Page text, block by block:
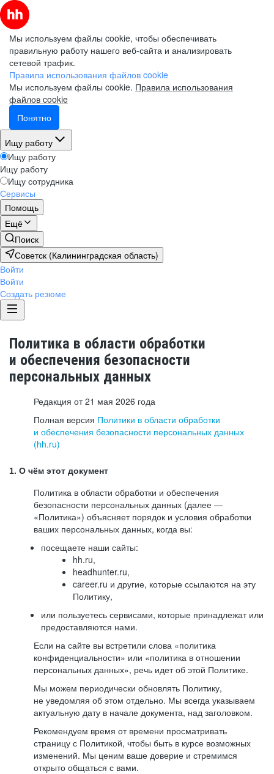
Мы используем файлы cookie, чтобы обеспечивать
правильную работу нашего веб-сайта и анализировать
сетевой трафик.
Правила использования файлов cookie
Мы используем файлы cookie. Правила использования
файлов cookie
Понятно
Ищу работу
Ищу работу
Ищу работу
Ищу сотрудника
Сервисы
Помощь
Ещё
Поиск
Советск (Калининградская область)
Войти
Войти
Создать резюме
Политика в области обработки
и обеспечения безопасности
персональных данных
Редакция от 21 мая 2026 года
Полная версия Политики в области обработки
и обеспечения безопасности персональных данных
(hh.ru)
1. О чём этот документ
Политика в области обработки и обеспечения
безопасности персональных данных (далее —
«Политика») объясняет порядок и условия обработки
ваших персональных данных, когда вы:
посещаете наши сайты:
hh.ru,
headhunter.ru,
career.ru и другие, которые ссылаются на эту
Политику,
или пользуетесь сервисами, которые принадлежат или
предоставляются нами.
Если на сайте вы встретили слова «политика
конфиденциальности» или «политика в отношении
персональных данных», речь идет об этой Политике.
Мы можем периодически обновлять Политику,
не уведомляя об этом отдельно. Мы всегда указываем
актуальную дату в начале документа, над заголовком.
Рекомендуем время от времени просматривать
страницу с Политикой, чтобы быть в курсе возможных
изменений. Мы ценим ваше доверие и стремимся
открыто общаться с вами.